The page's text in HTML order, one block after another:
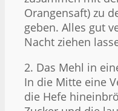
Orangensaft) zu
geben. Alles gut
Nacht ziehen
2. Das Mehl in
In die Mitte eine
die Hefe